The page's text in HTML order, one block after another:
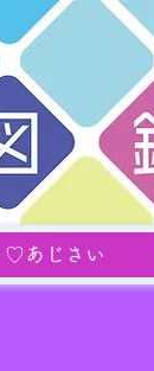
♡あじさい